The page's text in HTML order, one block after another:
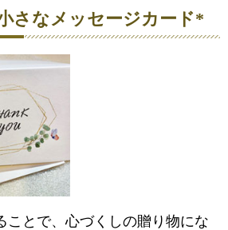
さなメッセージカード*
ことで、心づくしの贈り物にな